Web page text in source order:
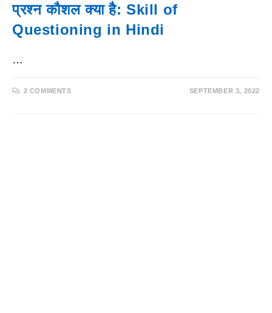
प्रश्न कौशल क्या है: Skill of
Questioning in Hindi
…
2 COMMENTS SEPTEMBER 3, 2022